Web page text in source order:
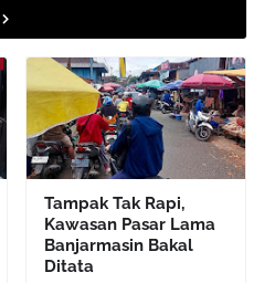
Tampak Tak Rapi,
Kawasan Pasar Lama
Banjarmasin Bakal
Ditata